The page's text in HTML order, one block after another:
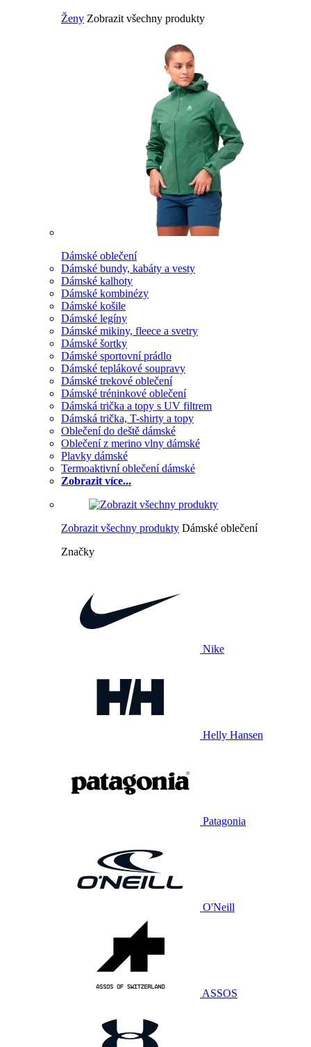
Ženy Zobrazit všechny produkty
Dámské oblečení
Dámské bundy, kabáty a vesty
Dámské kalhoty
Dámské kombinézy
Dámské košile
Dámské legíny
Dámské mikiny, fleece a svetry
Dámské šortky
Dámské sportovní prádlo
Dámské teplákové soupravy
Dámské trekové oblečení
Dámské tréninkové oblečení
Dámská trička a topy s UV filtrem
Dámská trička, T-shirty a topy
Oblečení do deště dámské
Oblečení z merino vlny dámské
Plavky dámské
Termoaktivní oblečení dámské
Zobrazit více...
Zobrazit všechny produkty Dámské oblečení
Značky
Nike
Helly Hansen
Patagonia
O'Neill
ASSOS